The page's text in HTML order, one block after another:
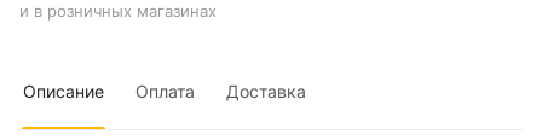
и в розничных магазинах
Описание Оплата Доставка